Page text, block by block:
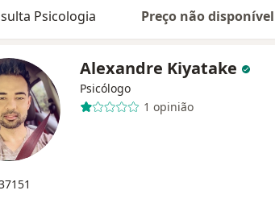
Psicologia Preço não disponível
Alexandre Kiyatake
Psicólogo
1 opinião